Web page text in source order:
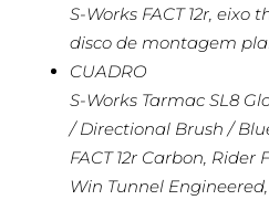
S-Works FACT 12r, eixo
disco de montagem
CUADRO
S-Works Tarmac SL8
/ Directional Brush /
FACT 12r Carbon,
Win Tunnel